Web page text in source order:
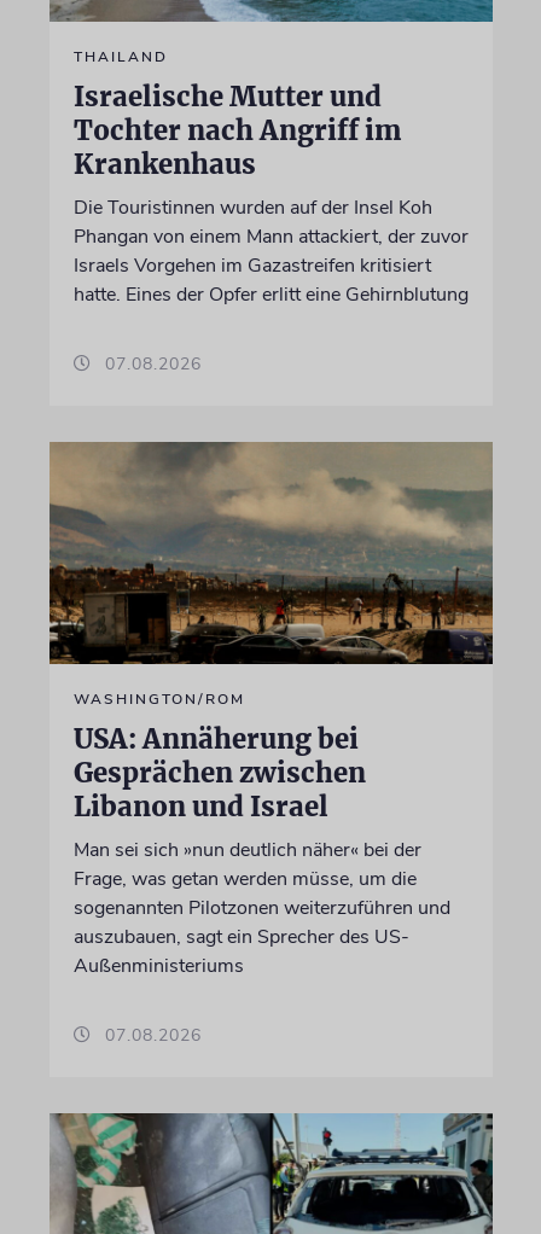
THAILAND
Israelische Mutter und
Tochter nach Angriff im
Krankenhaus
Die Touristinnen wurden auf der Insel Koh
Phangan von einem Mann attackiert, der zuvor
Israels Vorgehen im Gazastreifen kritisiert
hatte. Eines der Opfer erlitt eine Gehirnblutung
07.08.2026
WASHINGTON/ROM
USA: Annäherung bei
Gesprächen zwischen
Libanon und Israel
Man sei sich »nun deutlich näher« bei der
Frage, was getan werden müsse, um die
sogenannten Pilotzonen weiterzuführen und
auszubauen, sagt ein Sprecher des US-
Außenministeriums
07.08.2026